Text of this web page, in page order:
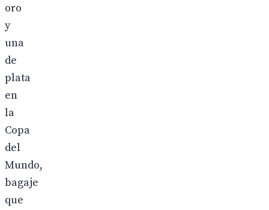
oro
y
una
de
plata
en
la
Copa
del
Mundo,
bagaje
que